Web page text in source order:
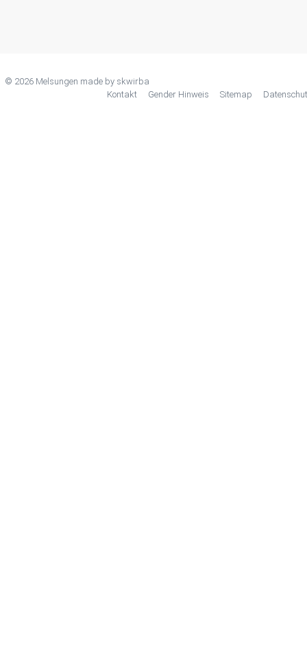
© 2026 Melsungen made by skwirba
Kontakt
Gender Hinweis Sitemap